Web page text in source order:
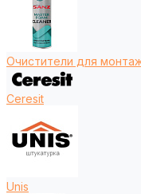
Очистители для
Ceresit
Unis